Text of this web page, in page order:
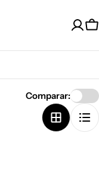
Comparar: